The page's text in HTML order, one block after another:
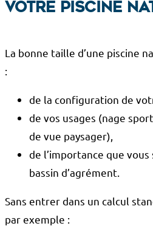
votre piscine
La bonne taille d’une piscine
:
de la configuration de
de vos usages (nage
de vue paysager),
de l’importance que
bassin d’agrément.
Sans entrer dans un calcul
par exemple :